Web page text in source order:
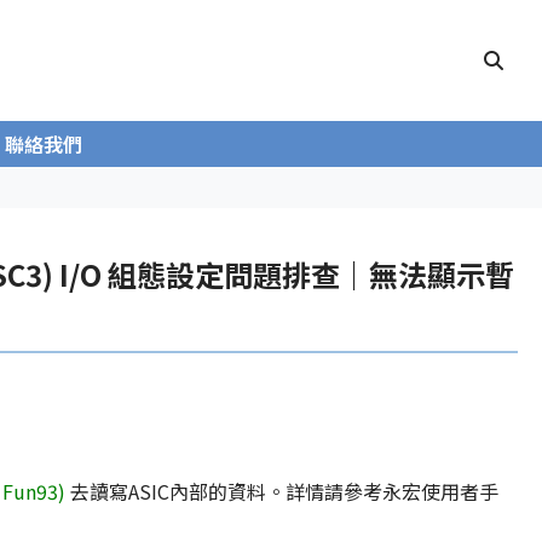
聯絡我們
I/O 組態設定問題排查｜無法顯示暫
去讀寫ASIC內部的資料。詳情請參考永宏使用者手